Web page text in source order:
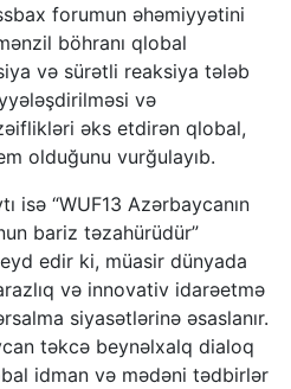
forumun əhəmiyyətini
böhranı qlobal
və sürətli reaksiya tələb
və
əks etdirən qlobal,
olduğunu vurğulayıb.
isə “WUF13 Azərbaycanın
bariz təzahürüdür”
edir ki, müasir dünyada
və innovativ idarəetmə
siyasətlərinə əsaslanır.
təkcə beynəlxalq dialoq
idman və mədəni tədbirlər